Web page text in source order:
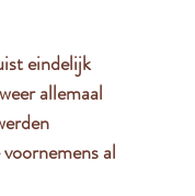
eindelijk
allemaal
al